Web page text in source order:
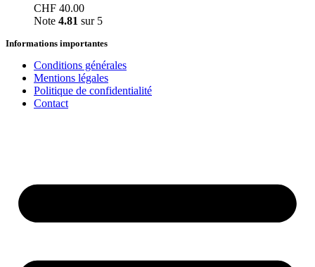
CHF 40.00
Note 4.81 sur 5
Informations importantes
Conditions générales
Mentions légales
Politique de confidentialité
Contact